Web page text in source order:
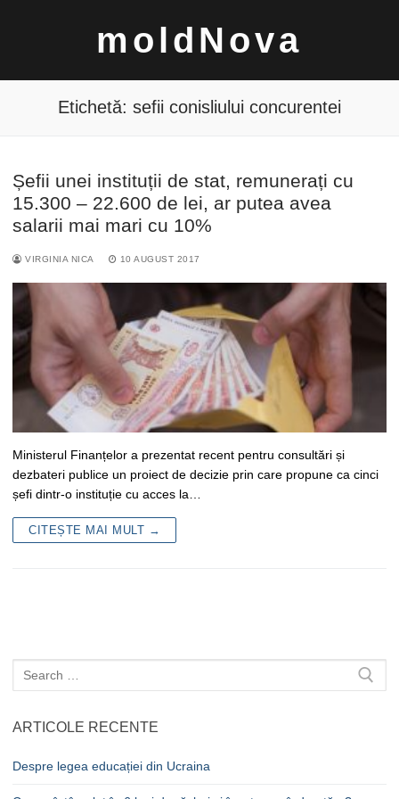
moldNova
Caută
după:
Etichetă: sefii conisliului concurentei
Șefii unei instituții de stat, remunerați cu
15.300 – 22.600 de lei, ar putea avea
salarii mai mari cu 10%
VIRGINIA NICA 10 AUGUST 2017
Ministerul Finanțelor a prezentat recent pentru consultări și
dezbateri publice un proiect de decizie prin care propune ca cinci
șefi dintr-o instituție cu acces la…
CITEȘTE MAI MULT →
Caută
după:
ARTICOLE RECENTE
Despre legea educației din Ucraina